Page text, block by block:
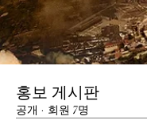
홍보 게시판
공개 · 회원 7명